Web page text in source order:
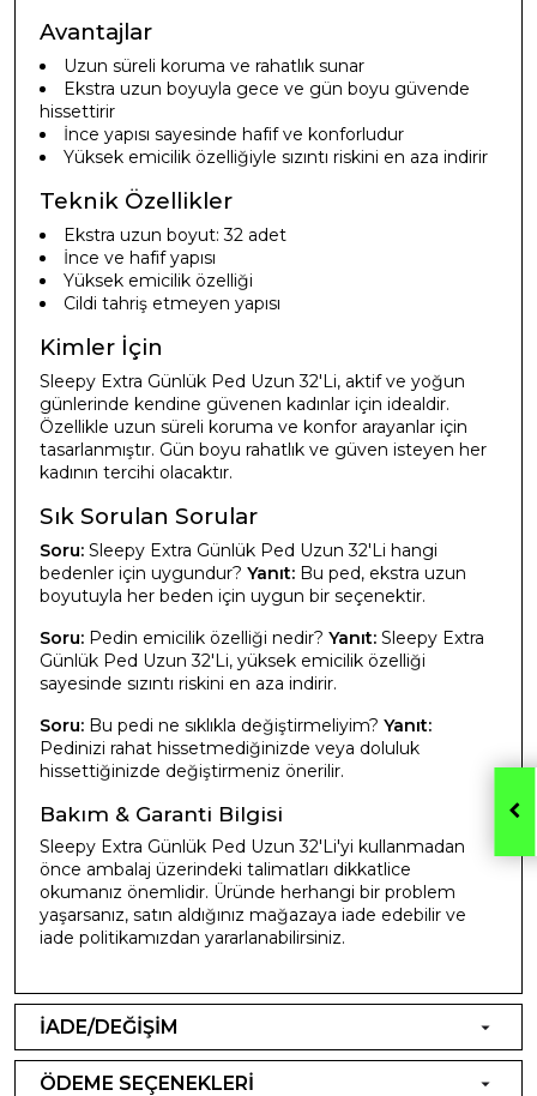
Avantajlar
Uzun süreli koruma ve rahatlık sunar
Ekstra uzun boyuyla gece ve gün boyu güvende
hissettirir
İnce yapısı sayesinde hafif ve konforludur
Yüksek emicilik özelliğiyle sızıntı riskini en aza indirir
Teknik Özellikler
Ekstra uzun boyut: 32 adet
İnce ve hafif yapısı
Yüksek emicilik özelliği
Cildi tahriş etmeyen yapısı
Kimler İçin
Sleepy Extra Günlük Ped Uzun 32'Li, aktif ve yoğun
günlerinde kendine güvenen kadınlar için idealdir.
Özellikle uzun süreli koruma ve konfor arayanlar için
tasarlanmıştır. Gün boyu rahatlık ve güven isteyen her
kadının tercihi olacaktır.
Sık Sorulan Sorular
Soru: Sleepy Extra Günlük Ped Uzun 32'Li hangi
bedenler için uygundur? Yanıt: Bu ped, ekstra uzun
boyutuyla her beden için uygun bir seçenektir.
Soru: Pedin emicilik özelliği nedir? Yanıt: Sleepy Extra
Günlük Ped Uzun 32'Li, yüksek emicilik özelliği
sayesinde sızıntı riskini en aza indirir.
Soru: Bu pedi ne sıklıkla değiştirmeliyim? Yanıt:
Pedinizi rahat hissetmediğinizde veya doluluk
hissettiğinizde değiştirmeniz önerilir.
Bakım & Garanti Bilgisi
Sleepy Extra Günlük Ped Uzun 32'Li'yi kullanmadan
önce ambalaj üzerindeki talimatları dikkatlice
okumanız önemlidir. Üründe herhangi bir problem
yaşarsanız, satın aldığınız mağazaya iade edebilir ve
iade politikamızdan yararlanabilirsiniz.
İADE/DEĞİŞİM
ÖDEME SEÇENEKLERİ